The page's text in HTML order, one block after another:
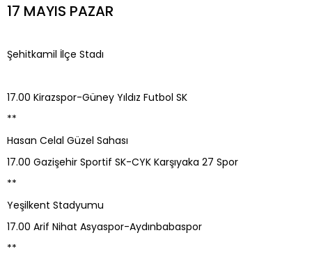
17 MAYIS PAZAR
Şehitkamil İlçe Stadı
17.00 Kirazspor-Güney Yıldız Futbol SK
**
Hasan Celal Güzel Sahası
17.00 Gazişehir Sportif SK-CYK Karşıyaka 27 Spor
**
Yeşilkent Stadyumu
17.00 Arif Nihat Asyaspor-Aydınbabaspor
**